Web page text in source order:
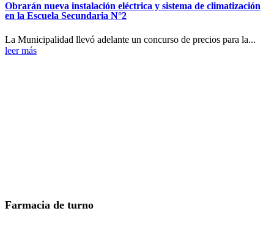
Obrarán nueva instalación eléctrica y sistema de climatización
en la Escuela Secundaria N°2
La Municipalidad llevó adelante un concurso de precios para la...
leer más
Farmacia de turno